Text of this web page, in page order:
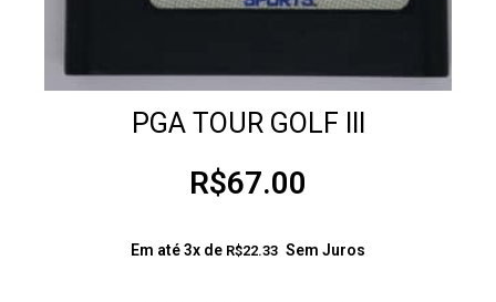
PGA TOUR GOLF III
R$67.00
Em até 3x de R$22.33 Sem Juros